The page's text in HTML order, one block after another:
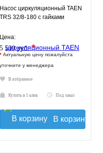
Насос циркуляционный TAEN
TRS 32/8-180 с гайками
Цена:
5 530 руб.*
* Актуальную цену пожалуйста
уточните у менеджера
В избранное
Купить в 1 клик Под заказ
В корзину